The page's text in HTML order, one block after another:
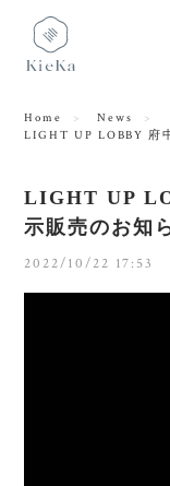
Home
News
LIGHT UP LOBBY 府
LIGHT UP
示販売のお知
2022/10/22 17:53